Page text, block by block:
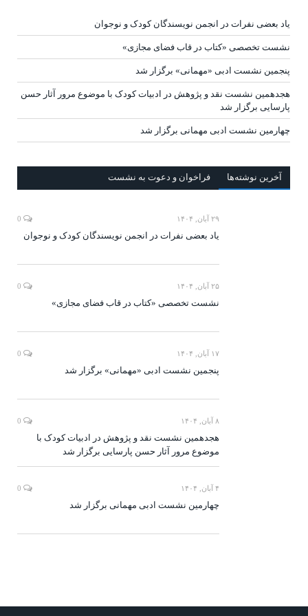
یاد بعضی نفرات در انجمن نویسندگان کودک و نوجوان
نشست تخصصی «کتاب در قاب فضای مجازی»
پنجمین نشست ادبی «مهمانی» برگزار شد
هجدهمین نشست نقد و پژوهش در ادبیات کودک با موضوع مرور آثار حسن
پارسایی برگزار شد
چهارمین نشست ادبی مهمانی برگزار شد
آخرين‌ نوشته‌ها فراخوان و دعوت به نشست
۲۹ آبان, ۱۴۰۴
یاد بعضی نفرات در انجمن نویسندگان کودک و نوجوان
۲۵ آبان, ۱۴۰۴
نشست تخصصی «کتاب در قاب فضای مجازی»
۱۷ آبان, ۱۴۰۴
پنجمین نشست ادبی «مهمانی» برگزار شد
۸ آبان, ۱۴۰۴
هجدهمین نشست نقد و پژوهش در ادبیات کودک با
موضوع مرور آثار حسن پارسایی برگزار شد
۴ آبان, ۱۴۰۴
چهارمین نشست ادبی مهمانی برگزار شد